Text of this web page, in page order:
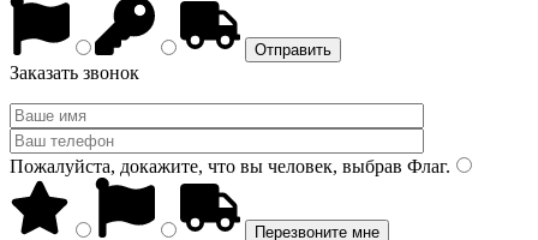
Заказать звонок
Пожалуйста, докажите, что вы человек, выбрав Флаг.